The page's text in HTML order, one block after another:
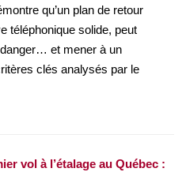
qu’un plan de retour
téléphonique solide, peut
et mener à un
clés analysés par le
vol à l’étalage au Québec :